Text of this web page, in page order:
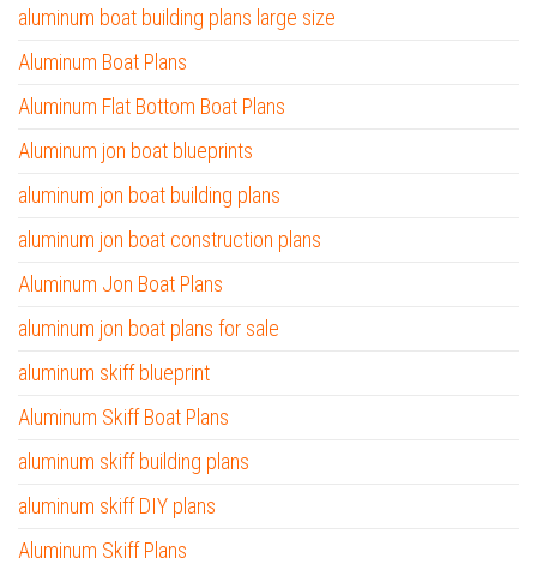
aluminum boat building plans large size
Aluminum Boat Plans
Aluminum Flat Bottom Boat Plans
Aluminum jon boat blueprints
aluminum jon boat building plans
aluminum jon boat construction plans
Aluminum Jon Boat Plans
aluminum jon boat plans for sale
aluminum skiff blueprint
Aluminum Skiff Boat Plans
aluminum skiff building plans
aluminum skiff DIY plans
Aluminum Skiff Plans